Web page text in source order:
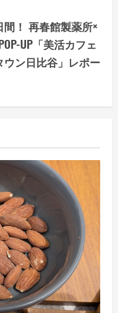
！ 再春館製薬所×
UP「美活カフェ
ウン日比谷」レポー